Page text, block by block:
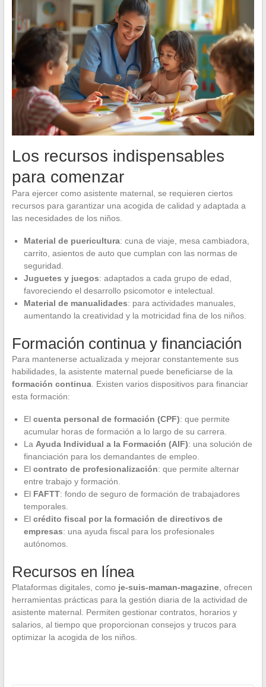
Los recursos indispensables
para comenzar
Para ejercer como asistente maternal, se requieren ciertos
recursos para garantizar una acogida de calidad y adaptada a
las necesidades de los niños.
Material de puericultura: cuna de viaje, mesa cambiadora,
carrito, asientos de auto que cumplan con las normas de
seguridad.
Juguetes y juegos: adaptados a cada grupo de edad,
favoreciendo el desarrollo psicomotor e intelectual.
Material de manualidades: para actividades manuales,
aumentando la creatividad y la motricidad fina de los niños.
Formación continua y financiación
Para mantenerse actualizada y mejorar constantemente sus
habilidades, la asistente maternal puede beneficiarse de la
formación continua. Existen varios dispositivos para financiar
esta formación:
El cuenta personal de formación (CPF): que permite
acumular horas de formación a lo largo de su carrera.
La Ayuda Individual a la Formación (AIF): una solución de
financiación para los demandantes de empleo.
El contrato de profesionalización: que permite alternar
entre trabajo y formación.
El FAFTT: fondo de seguro de formación de trabajadores
temporales.
El crédito fiscal por la formación de directivos de
empresas: una ayuda fiscal para los profesionales
autónomos.
Recursos en línea
Plataformas digitales, como je-suis-maman-magazine, ofrecen
herramientas prácticas para la gestión diaria de la actividad de
asistente maternal. Permiten gestionar contratos, horarios y
salarios, al tiempo que proporcionan consejos y trucos para
optimizar la acogida de los niños.